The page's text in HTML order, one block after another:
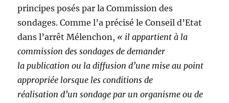
principes posés par la Commission des
sondages. Comme l’a précisé le Conseil d’Etat
dans l’arrêt Mélenchon, « il appartient à la
commission des sondages de demander
la publication ou la diffusion d’une mise au point
appropriée lorsque les conditions de
réalisation d’un sondage par un organisme ou de